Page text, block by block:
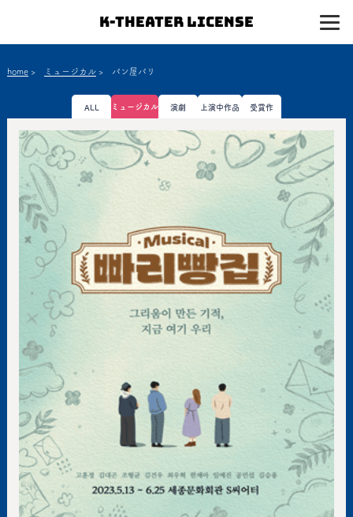
K-Theater License
home> ミュージカル> パン屋パリ
ALL ミュージカル 演劇 上演中作品 受賞作